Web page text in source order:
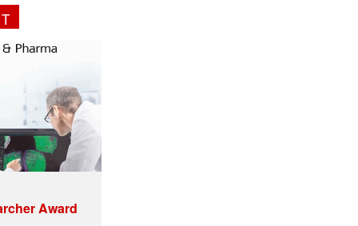
Award